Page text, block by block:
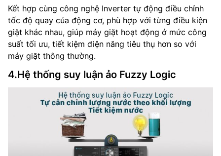
Kết hợp cùng công nghệ Inverter tự động điều chỉnh
tốc độ quay của động cơ, phù hợp với từng điều kiện
giặt khác nhau, giúp máy giặt hoạt động ở mức công
suất tối ưu, tiết kiệm điện năng tiêu thụ hơn so với
máy giặt thông thường.
4.Hệ thống suy luận ảo Fuzzy Logic